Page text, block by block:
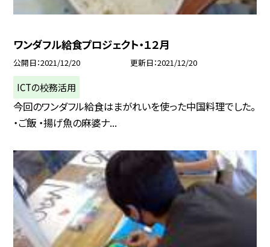
ワンダフル給食プロジェクト・１２月
公開日 2021/12/20 更新日 2021/12/20
ICTの校務活用
今回のワンダフル給食はまがれいを使った中国料理でした。
・ご飯 ・揚げ魚の麻婆ナ...